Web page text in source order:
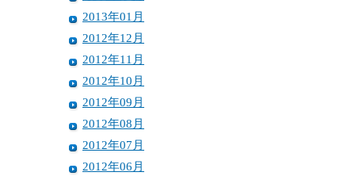
2013年01月
2012年12月
2012年11月
2012年10月
2012年09月
2012年08月
2012年07月
2012年06月